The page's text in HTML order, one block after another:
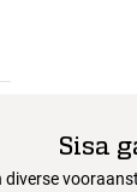
Sisa
diverse